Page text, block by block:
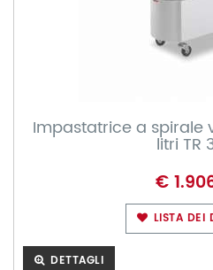
Impastatrice a spirale
litri TR
€
LISTA DEI
DETTAGLI